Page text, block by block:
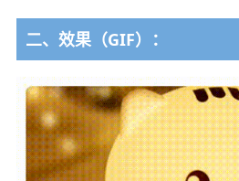
二、效果（GIF）：